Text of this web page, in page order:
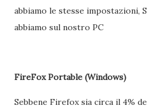
abbiamo le stesse impostazioni,
abbiamo sul nostro PC
FireFox Portable (Windows)
Sebbene Firefox sia circa il 4%